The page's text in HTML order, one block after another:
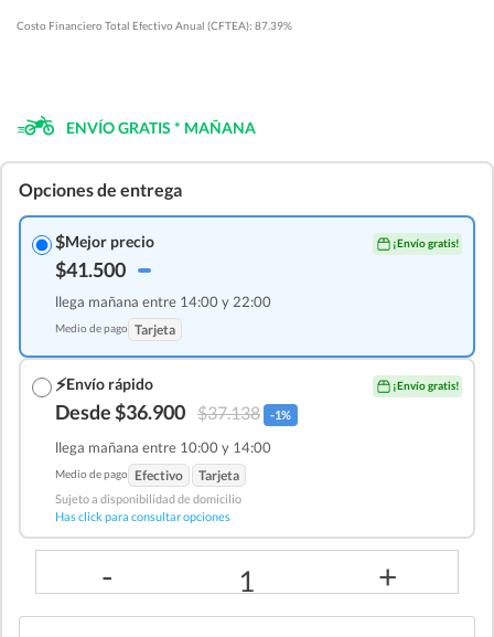
Costo Financiero Total Efectivo Anual (CFTEA): 87.39%
ENVÍO GRATIS * MAÑANA
Opciones de entrega
$Mejor precio ¡Envío gratis!
$41.500
llega mañana entre 14:00 y 22:00
Medio de pago Tarjeta
⚡Envío rápido ¡Envío gratis!
Desde $36.900 $37.138 -1%
llega mañana entre 10:00 y 14:00
Medio de pago Efectivo Tarjeta
Sujeto a disponibilidad de domicilio
Has click para consultar opciones
- 1 +